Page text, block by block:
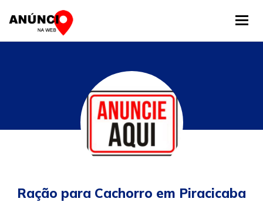
Ração para Cachorro em Piracicaba